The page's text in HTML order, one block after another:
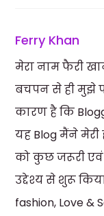
Ferry Khan
मेरा नाम फैरी
बचपन से ही मुझे
कारण है कि
यह Blog मैंने
को कुछ जरूरी एवं
उद्देश्य से शुरू
fashion, Love &